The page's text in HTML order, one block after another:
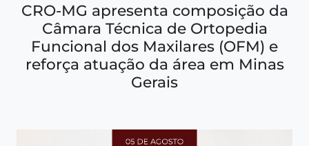
CRO-MG apresenta composição da
Câmara Técnica de Ortopedia
Funcional dos Maxilares (OFM) e
reforça atuação da área em Minas
Gerais